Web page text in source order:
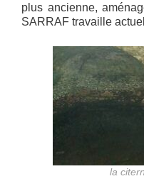
plus ancienne,
SARRAF travaille
la